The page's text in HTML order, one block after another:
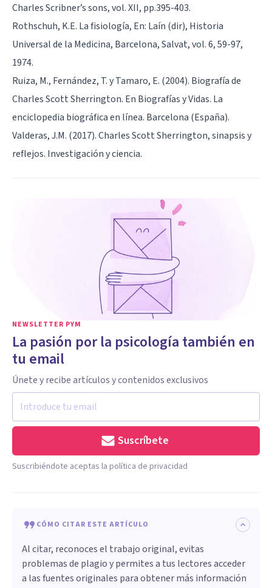
Charles Scribner’s sons, vol. XII, pp.395-403.
Rothschuh, K.E. La fisiología, En: Laín (dir), Historia
Universal de la Medicina, Barcelona, Salvat, vol. 6, 59-97,
1974.
Ruiza, M., Fernández, T. y Tamaro, E. (2004). Biografía de
Charles Scott Sherrington. En Biografías y Vidas. La
enciclopedia biográfica en línea. Barcelona (España).
Valderas, J.M. (2017). Charles Scott Sherrington, sinapsis y
reflejos. Investigación y ciencia.
NEWSLETTER PYM
La pasión por la psicología también en
tu email
Únete y recibe artículos y contenidos exclusivos
Suscríbete
Suscribiéndote aceptas la política de privacidad
CÓMO CITAR ESTE ARTÍCULO
Al citar, reconoces el trabajo original, evitas
problemas de plagio y permites a tus lectores acceder
a las fuentes originales para obtener más información